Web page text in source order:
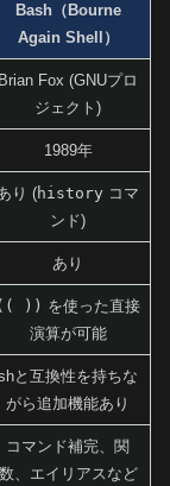
Bash（Bourne
Again Shell）
Brian Fox (GNUプロ
ジェクト)
1989年
り (history コマ
ンド)
あり
)) を使った直接
演算が可能
と互換性を持ちな
がら追加機能あり
コマンド補完、関
数、エイリアスなど